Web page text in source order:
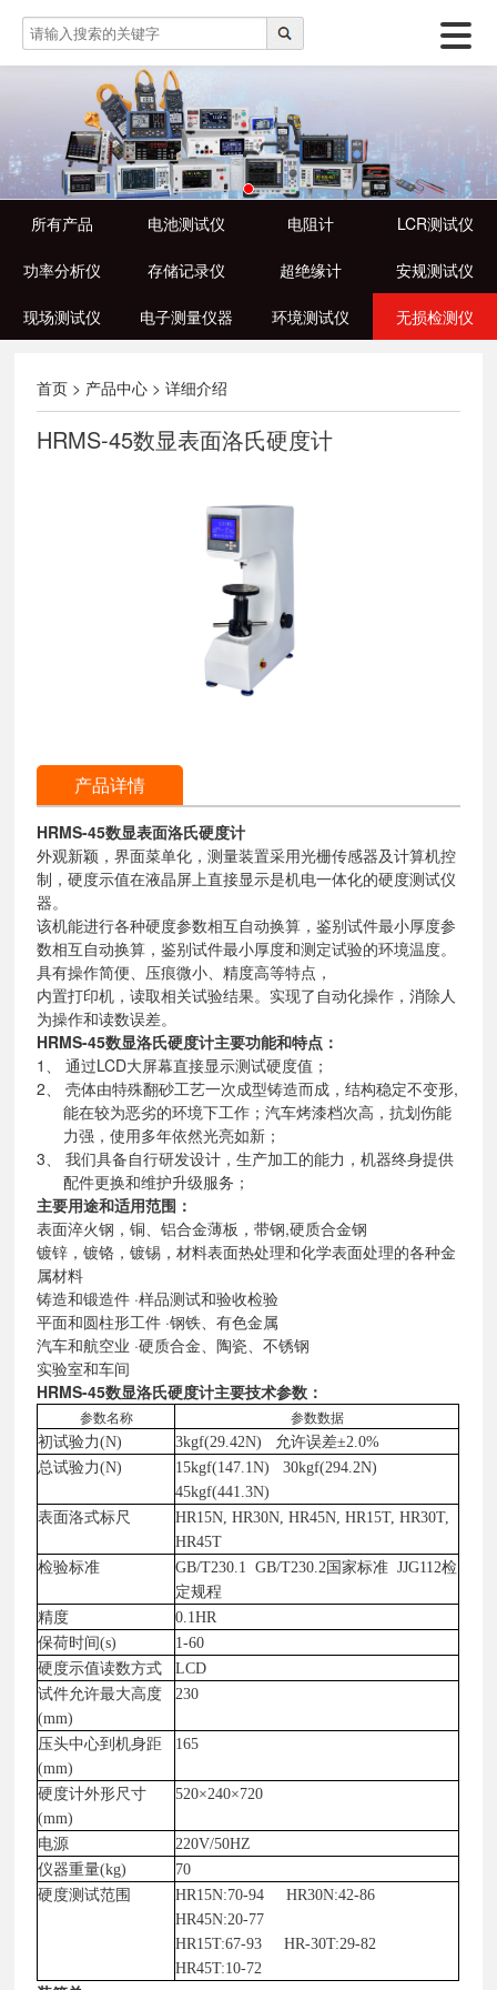
所有产品 电池测试仪 电阻计 LCR测试仪
功率分析仪 存储记录仪 超绝缘计 安规测试仪
现场测试仪 电子测量仪器 环境测试仪 无损检测仪
首页 > 产品中心 >详细介绍
HRMS-45数显表面洛氏硬度计
产品详情
HRMS-45数显表面洛氏硬度计
外观新颖，界面菜单化，测量装置采用光栅传感器及计算机控
制，硬度示值在液晶屏上直接显示是机电一体化的硬度测试仪
器。
该机能进行各种硬度参数相互自动换算，鉴别试件最小厚度参
数相互自动换算，鉴别试件最小厚度和测定试验的环境温度。
具有操作简便、压痕微小、精度高等特点，
内置打印机，读取相关试验结果。实现了自动化操作，消除人
为操作和读数误差。
HRMS-45数显洛氏硬度计主要功能和特点：
1、 通过LCD大屏幕直接显示测试硬度值；
2、 壳体由特殊翻砂工艺一次成型铸造而成，结构稳定不变形,
能在较为恶劣的环境下工作；汽车烤漆档次高，抗划伤能
力强，使用多年依然光亮如新；
3、 我们具备自行研发设计，生产加工的能力，机器终身提供
配件更换和维护升级服务；
主要用途和适用范围：
表面淬火钢，铜、铝合金薄板，带钢,硬质合金钢
镀锌，镀铬，镀锡，材料表面热处理和化学表面处理的各种金
属材料
铸造和锻造件 ·样品测试和验收检验
平面和圆柱形工件 ·钢铁、有色金属
汽车和航空业 ·硬质合金、陶瓷、不锈钢
实验室和车间
HRMS-45数显洛氏硬度计主要技术参数：
参数名称 参数数据
初试验力(N) 3kgf(29.42N) 允许误差±2.0%
总试验力(N) 15kgf(147.1N)
30kgf(294.2N)
45kgf(441.3N)
表面洛式标尺
HR15N, HR30N, HR45N, HR15T, HR30T,
HR45T
检验标准
GB/T230.1 GB/T230.2 国家标准 JJG112检
定规程
精度
0.1HR
保荷时间(s)
1-60
硬度示值读数方式
LCD
试件允许最大高度
(mm)
230
压头中心到机身距
(mm)
165
硬度计外形尺寸
(mm)
520×240×720
电源
220V/50HZ
仪器重量(kg)
70
硬度测试范围
HR15N:70-94
HR30N:42-86
HR45N:20-77
HR15T:67-93
HR-30T:29-82
HR45T:10-72